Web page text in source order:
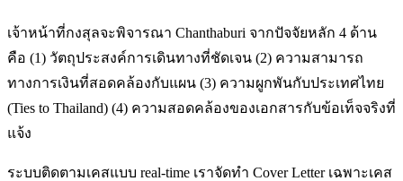
เจ้าหน้าที่กงสุลจะพิจารณา Chanthaburi จากปัจจัยหลัก 4 ด้าน
คือ (1) วัตถุประสงค์การเดินทางที่ชัดเจน (2) ความสามารถ
ทางการเงินที่สอดคล้องกับแผน (3) ความผูกพันกับประเทศไทย
(Ties to Thailand) (4) ความสอดคล้องของเอกสารกับข้อเท็จจริงที่
แจ้ง
ระบบติดตามเคสแบบ real-time เราจัดทำ Cover Letter เฉพาะเคส